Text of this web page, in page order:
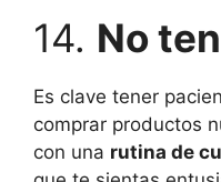
14. No
Es clave tener
comprar productos
con una rutina de